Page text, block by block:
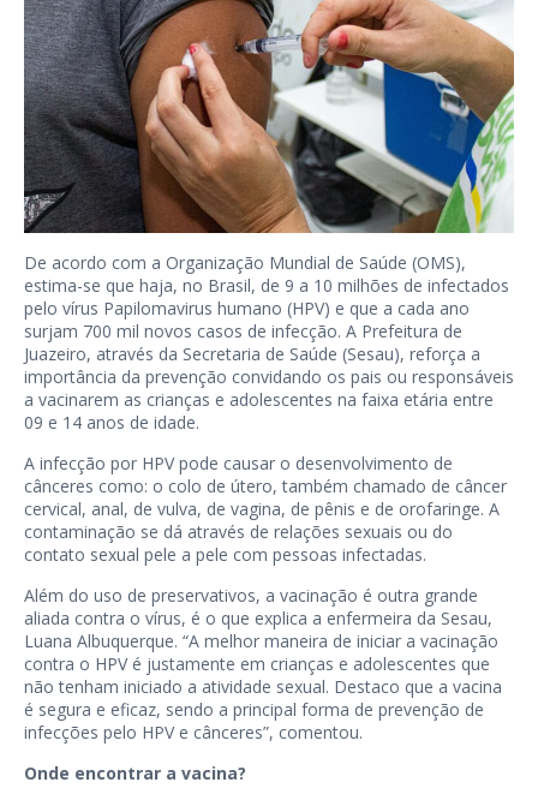
De acordo com a Organização Mundial de Saúde (OMS),
estima-se que haja, no Brasil, de 9 a 10 milhões de infectados
pelo vírus Papilomavirus humano (HPV) e que a cada ano
surjam 700 mil novos casos de infecção. A Prefeitura de
Juazeiro, através da Secretaria de Saúde (Sesau), reforça a
importância da prevenção convidando os pais ou responsáveis
a vacinarem as crianças e adolescentes na faixa etária entre
09 e 14 anos de idade.
A infecção por HPV pode causar o desenvolvimento de
cânceres como: o colo de útero, também chamado de câncer
cervical, anal, de vulva, de vagina, de pênis e de orofaringe. A
contaminação se dá através de relações sexuais ou do
contato sexual pele a pele com pessoas infectadas.
Além do uso de preservativos, a vacinação é outra grande
aliada contra o vírus, é o que explica a enfermeira da Sesau,
Luana Albuquerque. “A melhor maneira de iniciar a vacinação
contra o HPV é justamente em crianças e adolescentes que
não tenham iniciado a atividade sexual. Destaco que a vacina
é segura e eficaz, sendo a principal forma de prevenção de
infecções pelo HPV e cânceres”, comentou.
Onde encontrar a vacina?